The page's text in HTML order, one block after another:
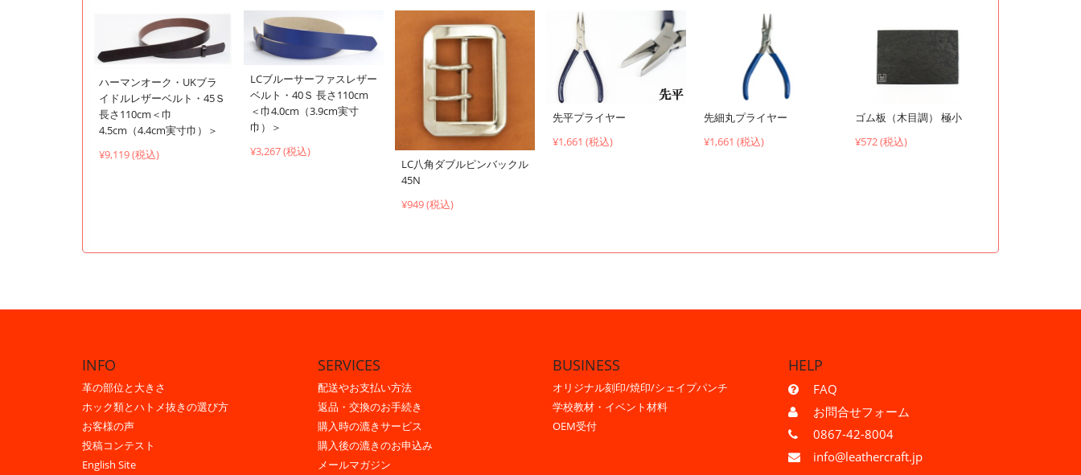
ハーマンオーク・UKブラ
イドルレザーベルト・45Ｓ
長さ110cm＜巾
4.5cm（4.4cm実寸巾）＞
¥9,119 (税込)
LCブルーサーファスレザー
ベルト・40Ｓ 長さ110cm
＜巾4.0cm（3.9cm実寸
巾）＞
¥3,267 (税込)
LC八角ダブルピンバックル
45N
¥949 (税込)
先平プライヤー
¥1,661 (税込)
先細丸プライヤー
¥1,661 (税込)
ゴム板（木目調） 極小
¥572 (税込)
INFO
革の部位と大きさ
ホック類とハトメ抜きの選び方
お客様の声
投稿コンテスト
English Site
SERVICES
配送やお支払い方法
返品・交換のお手続き
購入時の漉きサービス
購入後の漉きのお申込み
メールマガジン
BUSINESS
オリジナル刻印/焼印/シェイプパンチ
学校教材・イベント材料
OEM受付
HELP
FAQ
お問合せフォーム
0867-42-8004
info@leathercraft.jp